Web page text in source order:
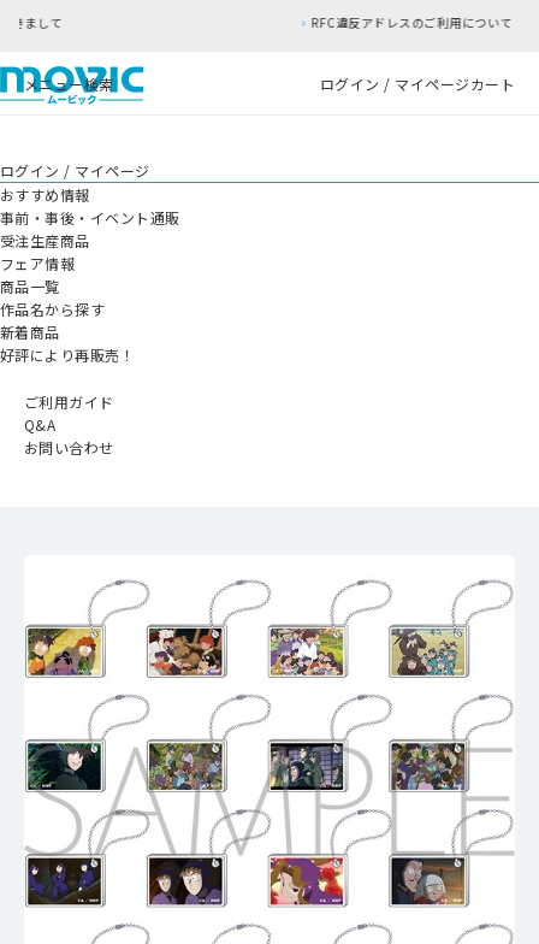
RFC違反アドレスのご利用について
メニュー検索 ログイン / マイページカート
ログイン / マイページ
おすすめ情報
事前・事後・イベント通販
受注生産商品
フェア情報
商品一覧
作品名から探す
新着商品
好評により再販売！
ご利用ガイド
Q&A
お問い合わせ